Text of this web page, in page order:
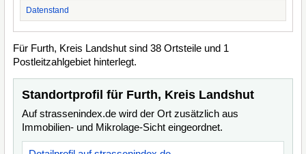
Datenstand
Für Furth, Kreis Landshut sind 38 Ortsteile und 1
Postleitzahlgebiet hinterlegt.
Standortprofil für Furth, Kreis Landshut
Auf strassenindex.de wird der Ort zusätzlich aus
Immobilien- und Mikrolage-Sicht eingeordnet.